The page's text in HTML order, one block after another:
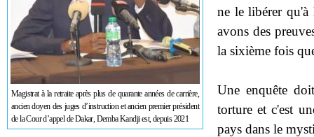
Magistrat à la retraite après plus de quarante années de carrière,
ancien doyen des juges d’instruction et ancien premier président
de la Cour d’appel de Dakar, Demba Kandji est, depuis 2021
ne le libérer
avons des
la sixième fois
Une enquête
torture et c'est
pays dans le